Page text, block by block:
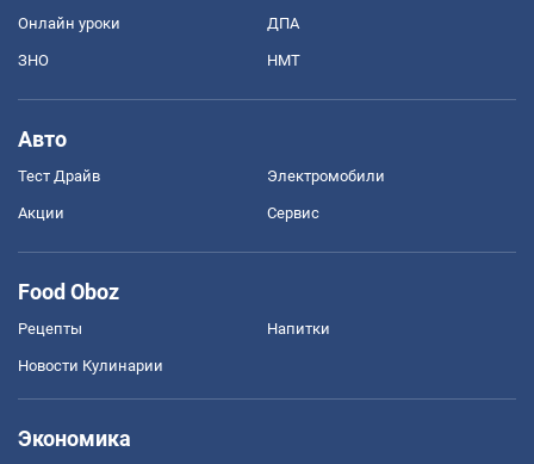
Онлайн уроки ДПА
ЗНО НМТ
Авто
Тест Драйв Электромобили
Акции Сервис
Food Oboz
Рецепты Напитки
Новости Кулинарии
Экономика